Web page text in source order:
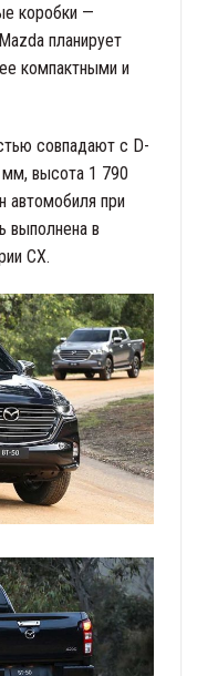
коробки —
планирует
компактными и
совпадают с D-
высота 1 790
автомобиля при
выполнена в
CX.